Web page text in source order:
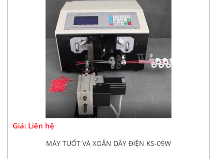
Giá: Liên hệ
MÁY TUỐT VÀ XOẮN DÂY ĐIỆN KS-09W